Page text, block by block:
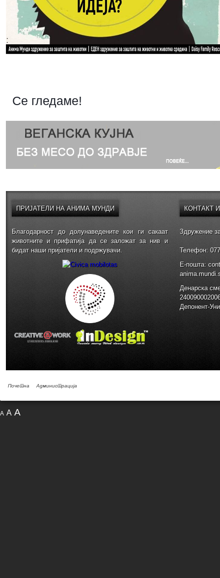
Се гледаме!
ПРИЈАТЕЛИНА АНИМА МУНДИ
Благодарност до долунаведените кои ги сакаат
животните и прифатија да се заложат за нив и
бидат наши пријатели и подржувачи.
КОНТАКТ
Здружение
Телефон:
E-пошта:
Денарска
Депонент-
Почетна Администрација
A A A